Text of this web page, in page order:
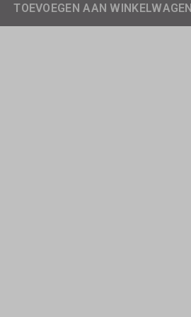
TOEVOEGEN AAN WINKELWAGEN